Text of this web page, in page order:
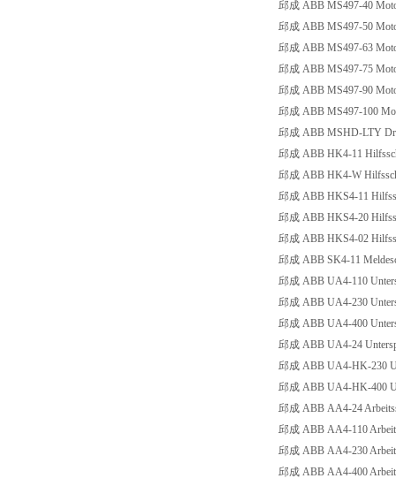
邱成 ABB MS497-40
邱成 ABB MS497-50
邱成 ABB MS497-63
邱成 ABB MS497-75
邱成 ABB MS497-90
邱成 ABB MS497-100
邱成 ABB MSHD-LTY
邱成 ABB HK4-11
邱成 ABB HK4-W
邱成 ABB HKS4-11
邱成 ABB HKS4-20
邱成 ABB HKS4-02
邱成 ABB SK4-11
邱成 ABB UA4-110
邱成 ABB UA4-230
邱成 ABB UA4-400
邱成 ABB UA4-24
邱成 ABB UA4-HK-230
邱成 ABB UA4-HK-400
邱成 ABB AA4-24
邱成 ABB AA4-110
邱成 ABB AA4-230
邱成 ABB AA4-400